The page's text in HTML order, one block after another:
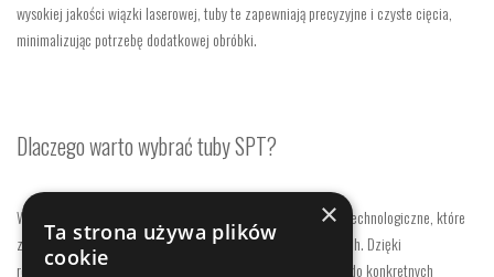
wysokiej jakości wiązki laserowej, tuby te zapewniają precyzyjne i czyste cięcia,
minimalizując potrzebę dodatkowej obróbki.
Dlaczego warto wybrać tuby SPT?
Wybierając tuby SPT, inwestujesz w sprawdzone rozwiązania technologiczne, które
zapewniają stabilność i długotrwałą pracę urządzeń laserowych. Dzięki
różnorodności dostępnych modeli, możesz dostosować wybór do konkretnych
×
Ta strona używa plików
cookie